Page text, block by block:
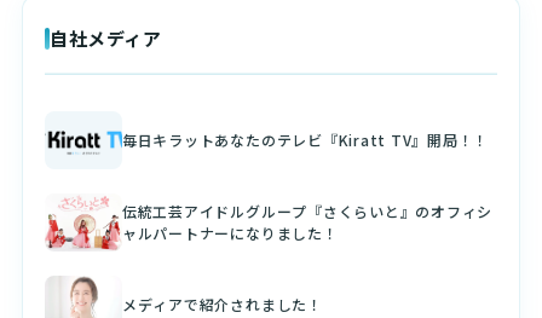
自社メディア
毎日キラットあなたのテレビ『Kiratt TV』開局！！
伝統工芸アイドルグループ『さくらいと』のオフィシ
ャルパートナーになりました！
メディアで紹介されました！